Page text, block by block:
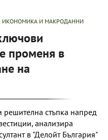
ИКОНОМИКА И МАКРОДАННИ
променя в
на
решителна стъпка напред
анализира
в "Делойт България"